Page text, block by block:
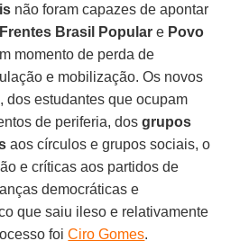
não foram capazes de apontar
Frentes Brasil Popular e Povo
momento de perda de
e mobilização. Os novos
dos estudantes que ocupam
de periferia, dosgrupos
aos círculos e grupos sociais, o
e críticas aos partidos de
democráticas e
que saiu ileso e relativamente
foi Ciro Gomes.